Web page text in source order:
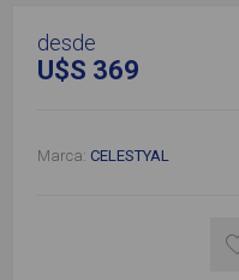
desde
U$S 369
Marca: CELESTYAL